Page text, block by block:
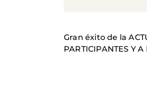
Gran éxito de la
PARTICIPANTES Y